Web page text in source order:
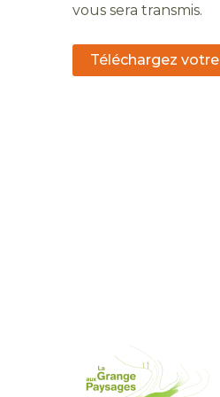
vous sera transmis.
Téléchargez votre